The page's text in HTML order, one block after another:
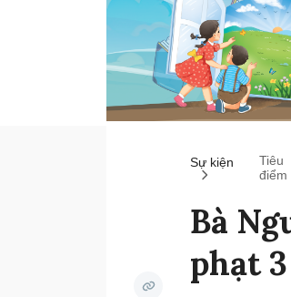
Sự kiện
Tiêu
điểm
Bà
phạt